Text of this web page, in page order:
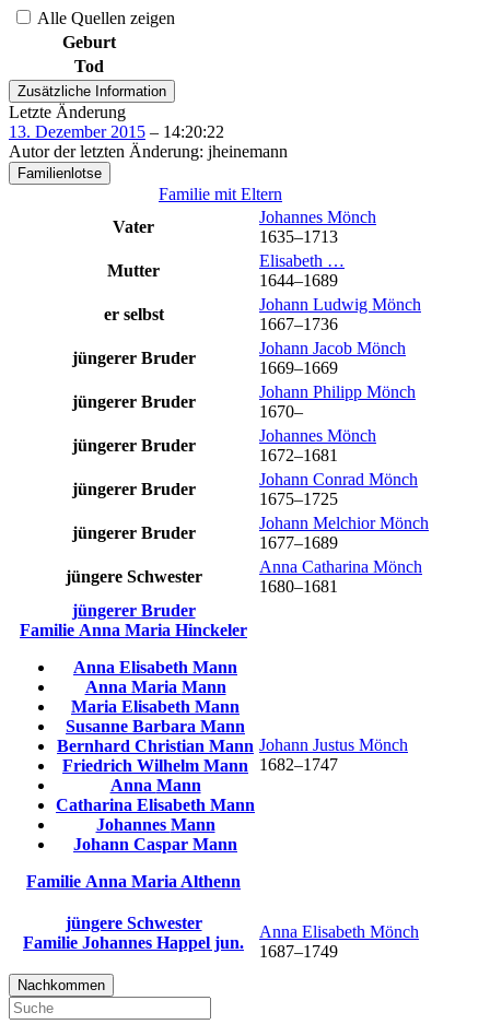
Alle Quellen zeigen
Geburt
Tod
Zusätzliche Information
Letzte Änderung
13. Dezember 2015 – 14:20:22
Autor der letzten Änderung: jheinemann
Familienlotse
Familie mit Eltern
Vater
Johannes Mönch
1635–1713
Mutter
Elisabeth …
1644–1689
er selbst
Johann Ludwig Mönch
1667–1736
jüngerer Bruder
Johann Jacob Mönch
1669–1669
jüngerer Bruder
Johann Philipp Mönch
1670–
jüngerer Bruder
Johannes Mönch
1672–1681
jüngerer Bruder
Johann Conrad Mönch
1675–1725
jüngerer Bruder
Johann MelchiorMönch
1677–1689
jüngere Schwester
Anna Catharina Mönch
1680–1681
jüngerer Bruder
Familie Anna Maria Hinckeler
Anna Elisabeth Mann
Anna Maria Mann
Maria Elisabeth Mann
Susanne Barbara Mann
Bernhard Christian Mann
Friedrich Wilhelm Mann
Anna Mann
Catharina Elisabeth Mann
Johannes Mann
Johann Caspar Mann
Familie Anna Maria Althenn
Johann Justus Mönch
1682–1747
jüngere Schwester
Familie Johannes Happel jun.
Anna Elisabeth Mönch
1687–1749
Nachkommen